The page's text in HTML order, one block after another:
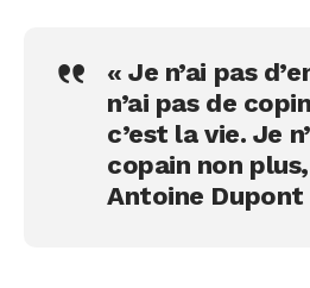
« Je n’ai pas
n’ai pas de
c’est la vie. Je
copain non
Antoine Dupont